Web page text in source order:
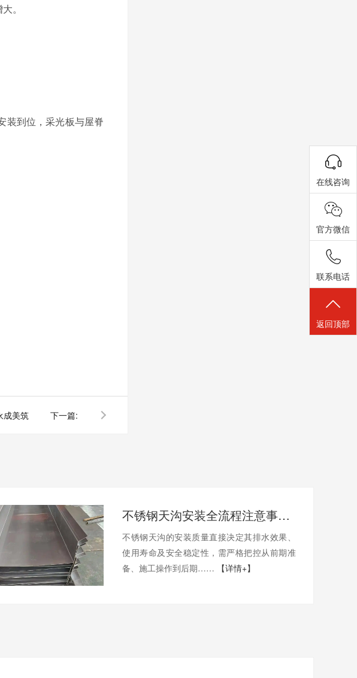
。
装到位，采光板与屋脊
下一篇:
成美筑
不锈钢天沟安装全流程注意事项：从施工到验收，确保排水稳定无渗漏
不锈钢天沟的安装质量直接决定其排水效果、
使用寿命及安全稳定性，需严格把控从前期准
备、施工操作到后期……
【详情+】
在线咨询
官方微信
联系电话
返回顶部